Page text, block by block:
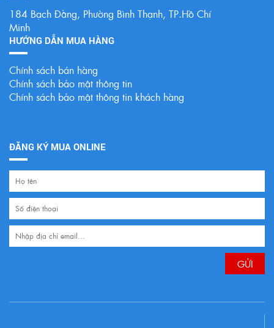
184 Bạch Đằng, Phường Bình Thạnh, TP.Hồ Chí
Minh
HƯỚNG DẪN MUA HÀNG
Chính sách bán hàng
Chính sách bảo mật thông tin
Chính sách bảo mật thông tin khách hàng
ĐĂNG KÝ MUA ONLINE